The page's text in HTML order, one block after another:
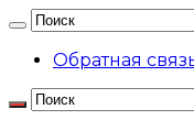
Обратная